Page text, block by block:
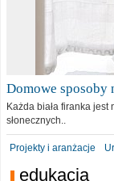
Domowe sposoby
Każda biała firanka jest
słonecznych..
Projekty i aranżacje
edukacja